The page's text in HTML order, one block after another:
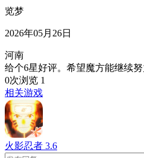
览梦
2026年05月26日
河南
给个6星好评。希望魔方能继续努
0次浏览 1
相关游戏
火影忍者 3.6